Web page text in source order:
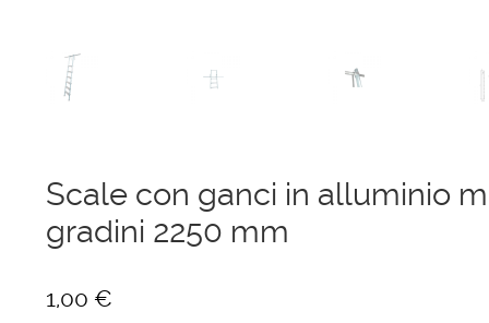
Scale con ganci in alluminio
gradini 2250 mm
1,00 €